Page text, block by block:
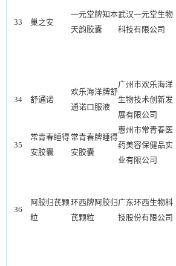
33 巢之安
一元堂牌知本
天韵胶囊
武汉一元堂生物
科技有限公司
34 舒通诺
欢乐海洋牌舒
通诺口服液
广州市欢乐海洋
生物技术创新发
展有限公司
35
常青春睡得
安胶囊
常青春牌睡得
安胶囊
惠州市常青春医
药美容保健品实
业有限公司
36
阿胶归芪颗
粒
环西牌阿胶归
芪颗粒
广东环西生物科
技股份有限公司